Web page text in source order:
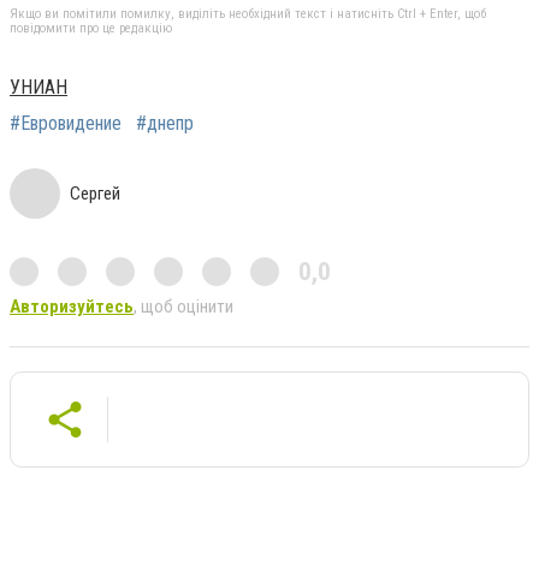
Якщо ви помітили помилку, виділіть необхідний текст і натисніть Ctrl + Enter, щоб
повідомити про це редакцію
УНИАН
#Евровидение
#днепр
Сергей
0,0
Авторизуйтесь, щоб оцінити